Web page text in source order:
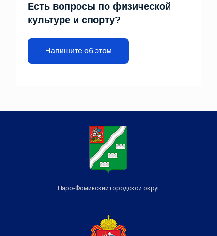
Есть вопросы по физической
культуре и спорту?
Напишите об этом
Наро-Фоминский городской округ